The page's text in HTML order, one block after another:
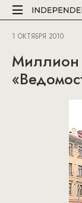
1 ОКТЯБРЯ 2010
Миллион